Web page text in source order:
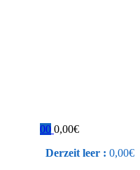
0 0,00€
Derzeit leer : 0,00€
0